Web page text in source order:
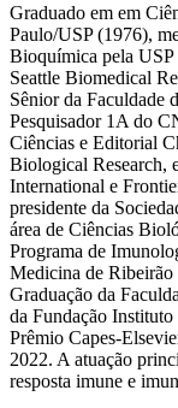
Graduado em em
Paulo/USP (1976),
Bioquímica pela USP
Seattle Biomedical
Sênior da Faculdade
Pesquisador 1A do
Ciências e Editorial
Biological Research,
International e
presidente da
área de Ciências
Programa de
Medicina de Ribeirão
Graduação da
da Fundação
Prêmio Capes-
2022. A atuação
resposta imune e